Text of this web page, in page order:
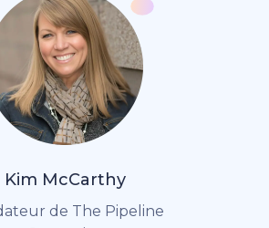
Kim McCarthy
de The Pipeline